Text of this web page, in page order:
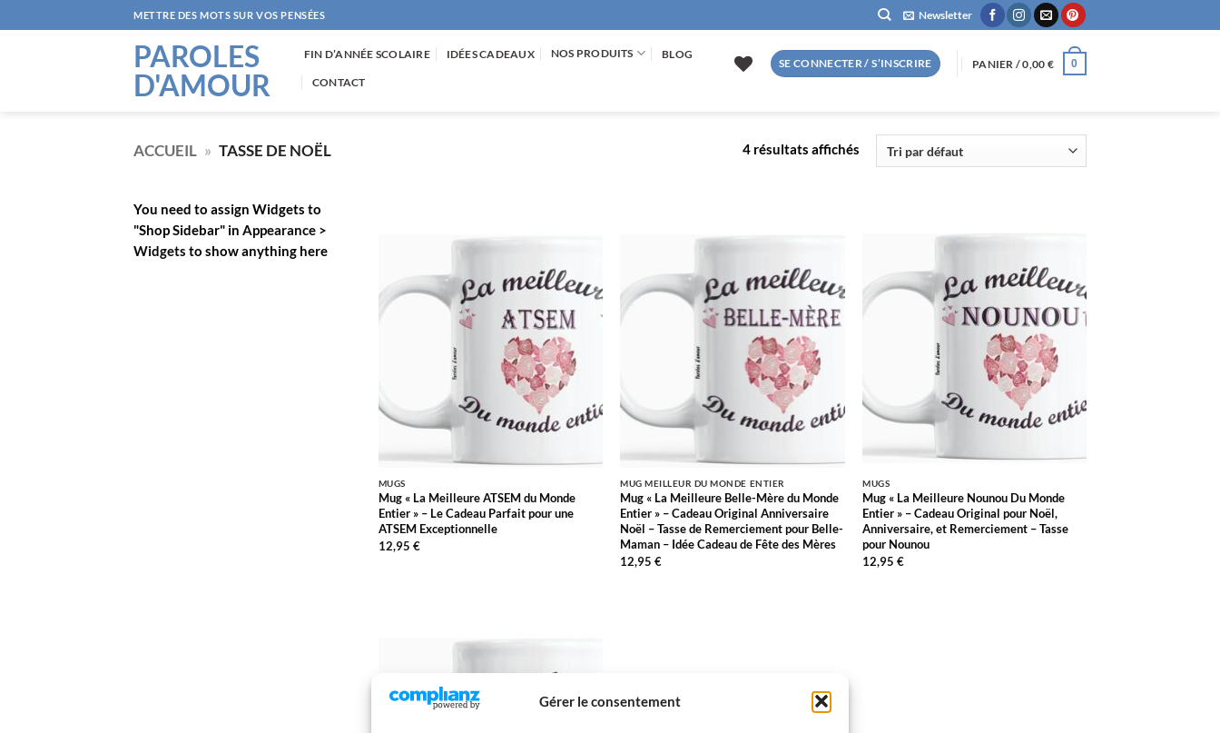
Gérer le consentement
au
METTRE DES MOTS SUR VOS PENSÉES Newsletter
PAROLES
D'AMOUR
FIN D’ANNÉE SCOLAIRE IDÉES CADEAUX NOS PRODUITS BLOG
CONTACT
SE CONNECTER / S’INSCRIRE PANIER /0,00 € 0
ACCUEIL » TASSE DE NOËL 4 résultats affichés
You need to assign Widgets to
"Shop Sidebar" in Appearance >
Widgets to show anything here
LISTE
D’ENVIES
MUGS
Mug « La Meilleure ATSEM du Monde
Entier » – Le Cadeau Parfait pour une
ATSEM Exceptionnelle
12,95 €
LISTE
D’ENVIES
MUG MEILLEUR DU MONDE ENTIER
Mug « La Meilleure Belle-Mère du Monde
Entier » – Cadeau Original Anniversaire
Noël – Tasse de Remerciement pour Belle-
Maman – Idée Cadeau de Fête des Mères
12,95€
À LA
LISTE
D’ENVIES
MUGS
Mug « La Meilleure Nounou Du Monde
Entier » – Cadeau Original pour Noël,
Anniversaire, et Remerciement – Tasse
pour Nounou
12,95€
D’ENVIES